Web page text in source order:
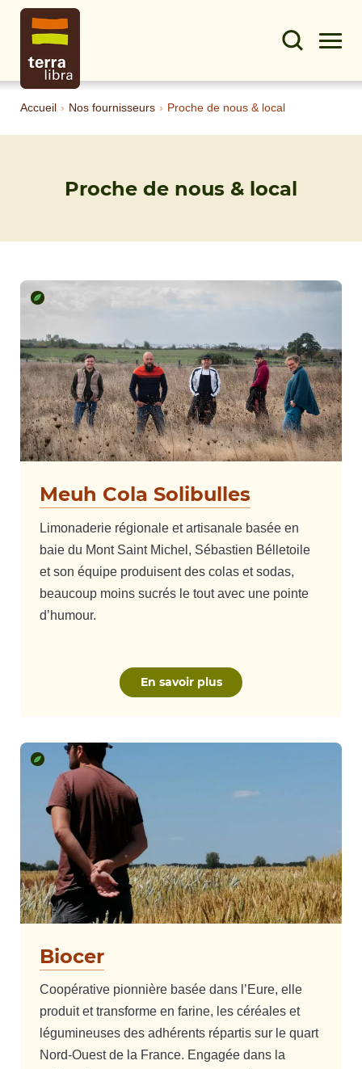
Accueil › Nos fournisseurs › Proche de nous & local
Proche de nous & local
Meuh Cola Solibulles
Limonaderie régionale et artisanale basée en
baie du Mont Saint Michel, Sébastien Bélletoile
et son équipe produisent des colas et sodas,
beaucoup moins sucrés le tout avec une pointe
d’humour.
En savoir plus
Biocer
Coopérative pionnière basée dans l’Eure, elle
produit et transforme en farine, les céréales et
légumineuses des adhérents répartis sur le quart
Nord-Ouest de la France. Engagée dans la